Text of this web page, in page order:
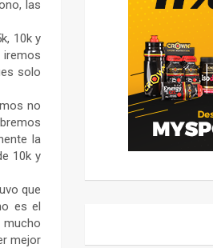
las
10k y
solo
no
la
10k y
que
es el
mucho
mejor